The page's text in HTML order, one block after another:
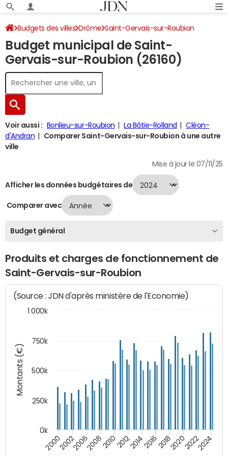
Budgets des villes Drôme Saint-Gervais-sur-Roubion
Budget 2024
Budget municipal de Saint-
Gervais-sur-Roubion (26160)
Voir aussi : Bonlieu-sur-Roubion La Bâtie-Rolland
Cléon-
d'Andran
Comparer Saint-Gervais-sur-Roubion à une autre
ville
Mise à jour le 07/11/25
Afficher les données budgétaires de
Comparer avec
Budget général
Produits et charges de fonctionnement de
Saint-Gervais-sur-Roubion
Montants (€)
(Source : JDN d'après ministère de l'Economie)
200020022006200820102012201420162018202020222024
0k
250k
500k
750k
1 000k